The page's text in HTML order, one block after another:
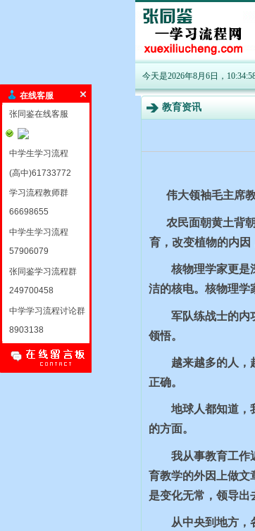
今天是2026年8月6日，
教育资讯
伟大领袖毛主席
农民面朝黄土背
育，改变植物的内因
核物理学家更是
洁的核电。核物理学
军队练战士的内
领悟。
越来越多的人，
正确。
地球人都知道，
的方面。
我从事教育工作
育教学的外因上做文
是变化无常，领导出
从中央到地方，
在线客服
张同鉴在线客服
中学生学习流程
(高中)61733772
学习流程教师群
66698655
中学生学习流程
57906079
张同鉴学习流程群
249700458
中学学习流程讨论群
8903138